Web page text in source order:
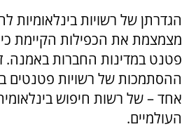
הגדרתן של רשויות בינלאומיות
מצמצמת את הכפילות הקיימת
פטנט במדינות החברות באמנה.
ההסתמכות של רשויות פטנטים
אחד – של רשות חיפוש
העולמיים.